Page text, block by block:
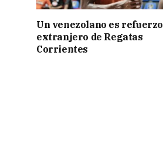
Un venezolano es refuerzo
extranjero de Regatas
Corrientes